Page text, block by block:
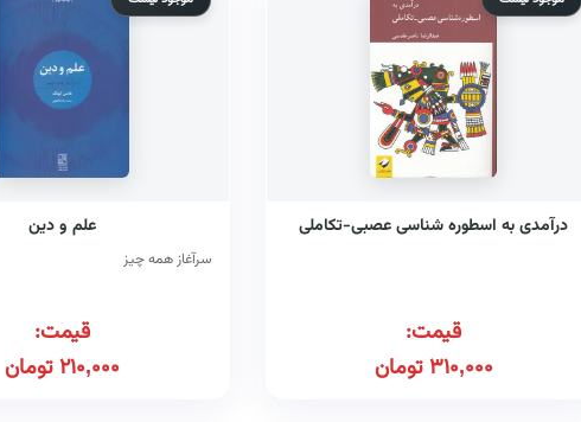
درآمدی به اسطوره شناسی عصبی-تکاملی
قیمت:
310,000تومان
علم و دین
سرآغاز همه چیز
قیمت:
210,000تومان